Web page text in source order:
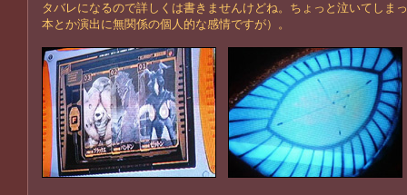
タバレになるので詳しくは書きませんけどね。ちょっと泣いてしま
本とか演出に無関係の個人的な感情ですが）。